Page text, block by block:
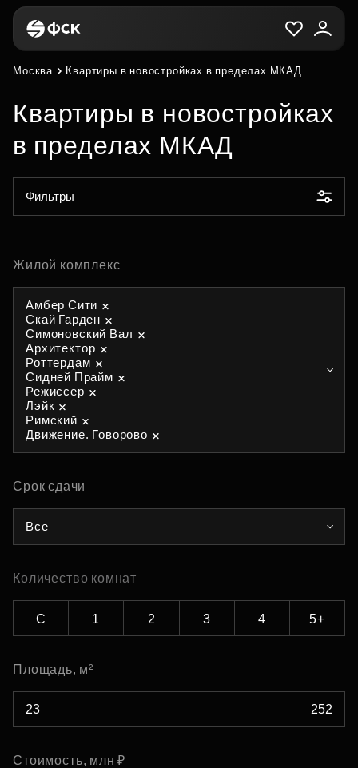
Москва Квартиры в новостройках в пределах МКАД
Квартиры в новостройках
в пределах МКАД
Фильтры
Жилой комплекс
Амбер Сити
Скай Гарден
Симоновский Вал
Архитектор
Роттердам
Сидней Прайм
Режиссер
Лэйк
Римский
Движение. Говорово
Срок сдачи
Все
Количество комнат
С 1 2 3 4 5+
Площадь, м²
Стоимость, млн ₽